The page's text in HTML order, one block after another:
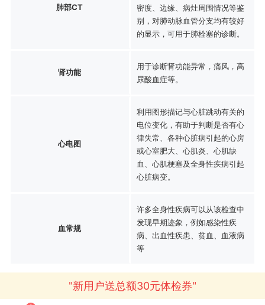
肺部CT
密度、边缘、病灶周围情况等鉴
别，对肺动脉血管分支均有较好
的显示，可用于肺栓塞的诊断。
肾功能
用于诊断肾功能异常，痛风，高
尿酸血症等。
心电图
利用图形描记与心脏跳动有关的
电位变化，有助于判断是否有心
律失常、各种心脏病引起的心房
或心室肥大、心肌炎、心肌缺
血、心肌梗塞及全身性疾病引起
心脏病变。
血常规
许多全身性疾病可以从该检查中
发现早期迹象，例如感染性疾
病、出血性疾患、贫血、血液病
等
"新用户送总额30元体检券"